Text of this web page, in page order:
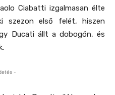
Ciabatti izgalmasan élte
szezon első felét, hiszen
Ducati állt a dobogón, és
-